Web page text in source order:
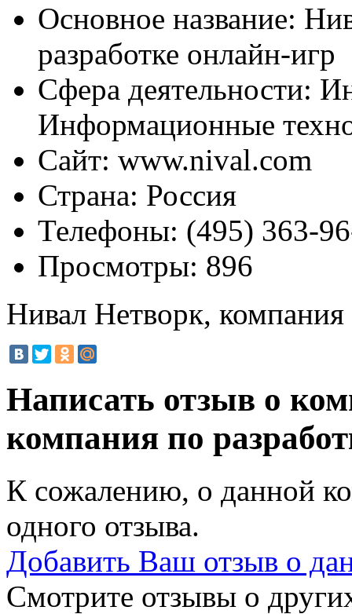
Основное название:
разработке онлайн-игр
Сфера деятельности:
Информационные
Сайт: www.nival.com
Страна: Россия
Телефоны: (495) 363-
Просмотры: 896
Нивал Нетворк, компания
Написать отзыв о
компания по
К сожалению, о данной
одного отзыва.
Добавить Ваш отзыв о
Смотрите отзывы о